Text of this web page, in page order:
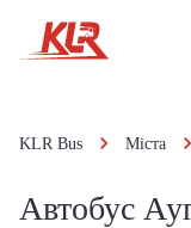
KLR Bus Міста
Автобус